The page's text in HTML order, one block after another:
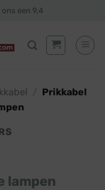
ons een 9,4
Prikkabel
lampen